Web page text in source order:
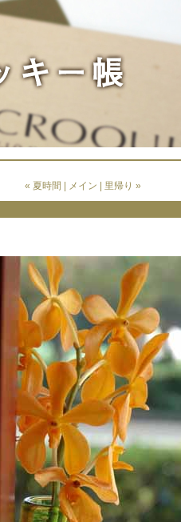
« 夏時間 メイン 里帰り »